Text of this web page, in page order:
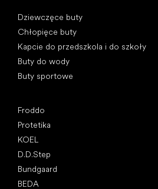
Dziewczęce buty
Chłopięce buty
Kapcie do przedszkola i do szkoły
Buty do wody
Buty sportowe
Froddo
Protetika
KOEL
D.D.Step
Bundgaard
BEDA